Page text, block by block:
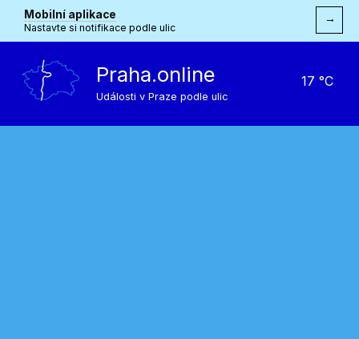
Mobilní aplikace
Nastavte si notifikace podle ulic
→
Praha.online
Události v Praze podle ulic
17 °C